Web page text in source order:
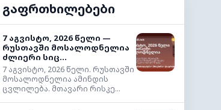
გაფრთხილებები
7 აგვისტო, 2026 წელი —
რუსთავში მოსალოდნელია
ძლიერი სიც...
7 აგვისტო, 2026 წელი. რუსთავში
მოსალოდნელია ამინდის
ცვლილება. მთავარი რისკე...